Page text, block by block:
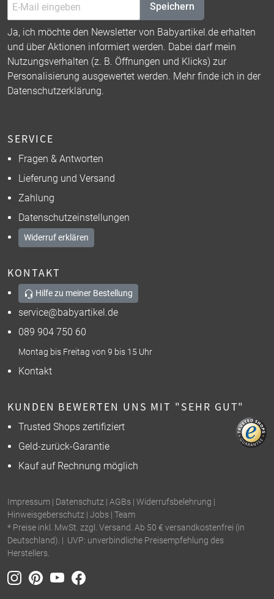
Speichern
Ja, ich möchte den Newsletter von Babyartikel.de erhalten
und über Aktionen informiert werden. Dabei darf mein
Nutzungsverhalten (z. B. Öffnungen und Klicks) zur
Personalisierung ausgewertet werden. Mehr finde ich in der
Datenschutzerklärung.
SERVICE
Fragen & Antworten
Lieferung und Versand
Zahlung
Datenschutzeinstellungen
Widerruf erklären
KONTAKT
Hilfe zu meiner Bestellung
service@babyartikel.de
089 904 750 60
Montag bis Freitag von 9 bis 15 Uhr
Kontakt
KUNDEN BEWERTEN UNS MIT "SEHR GUT"
Trusted Shops zertifiziert
Geld-zurück-Garantie
Kauf auf Rechnung möglich
Impressum Datenschutz AGBs Widerrufsbelehrung
Hinweisgeberschutz Jobs Team
* Preise inkl. MwSt. zzgl. Versand. Ab 50 € versandkostenfrei (in
Deutschland). | UVP: unverbindliche Preisempfehlung des
Herstellers.